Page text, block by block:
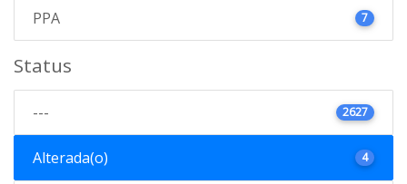
PPA 7
Status
--- 2627
Alterada(o) 4